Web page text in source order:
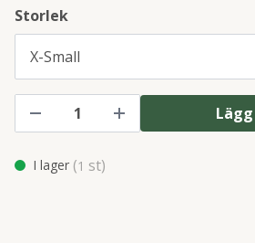
Storlek
I lager (1 st)